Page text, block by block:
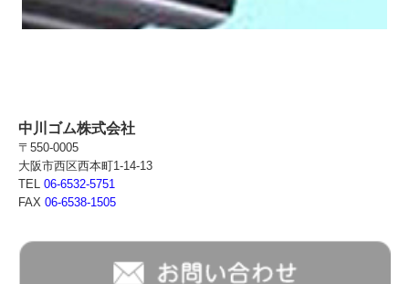
中川ゴム株式会社
〒550-0005
大阪市西区西本町1-14-13
TEL 06-6532-5751
FAX 06-6538-1505